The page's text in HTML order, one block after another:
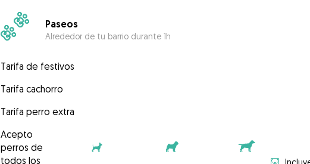
Paseos
Alrededor de tu barrio durante 1h
Tarifa de festivos
Tarifa cachorro
Tarifa perro extra
Acepto
perros de
todos los